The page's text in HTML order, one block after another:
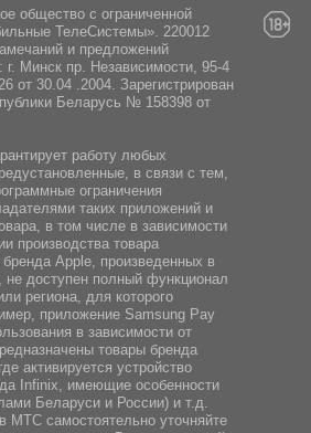
общество с ограниченной
ТелеСистемы». 220012
и предложений
г. Минск пр. Независимости, 95-4
30.04 .2004. Зарегистрирован
Беларусь № 158398 от
работу любых
в связи с тем,
ограничения
таких приложений и
в том числе в зависимости
производства товара
Apple, произведенных в
не доступен полный функционал
региона, для которого
приложение Samsung Pay
в зависимости от
товары бренда
активируется устройство
Infiniх, имеющие особенности
Беларуси и России) и т.д.
МТС самостоятельно уточняйте